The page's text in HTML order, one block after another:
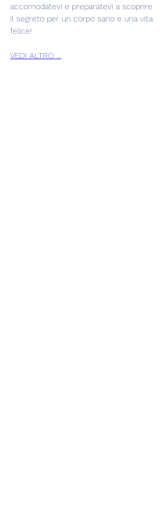
accomodatevi e preparatevi a scoprire
il segreto per un corpo sano e una vita
felice!
VEDI ALTRO ...